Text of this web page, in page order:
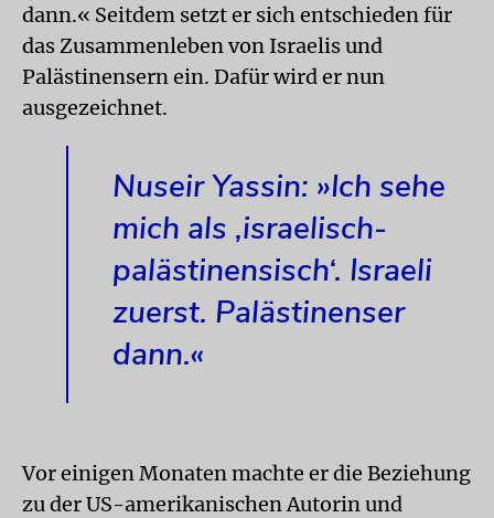
dann.« Seitdem setzt er sich entschieden für
das Zusammenleben von Israelis und
Palästinensern ein. Dafür wird er nun
ausgezeichnet.
Nuseir Yassin: »Ich sehe
mich als ‚israelisch-
palästinensisch‘. Israeli
zuerst. Palästinenser
dann.«
Vor einigen Monaten machte er die Beziehung
zu der US-amerikanischen Autorin und